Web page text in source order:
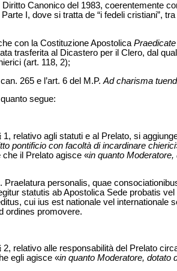
Diritto Canonico del 1983, coerentemente
I, dove si tratta de “i fedeli cristiani”,
con la Costituzione Apostolica
trasferita al Dicastero per il Clero, dal
(art. 118, 2);
265 e l’art. 6 del M.P. Ad charisma
segue:
1, relativo agli statuti e al Prelato, si
pontificio con facoltà di incardinare chierici
che il Prelato agisce «in quanto
Praelatura personalis, quae
statutis ab Apostolica Sede probatis
cui ius est nationale vel internationale
ordines promovere.
2, relativo alle responsabilità del Prelato
egli agisce «in quanto Moderatore, dotato